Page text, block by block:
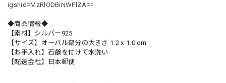
igshid=MzRlODBiNWFlZA==
◆商品情報◆
【素材】シルバー925
【サイズ】オーバル部分の大きさ 1.2 x 1.0 cm
【お手入れ】石鹸を付けて水洗い
【配送会社】日本郵便